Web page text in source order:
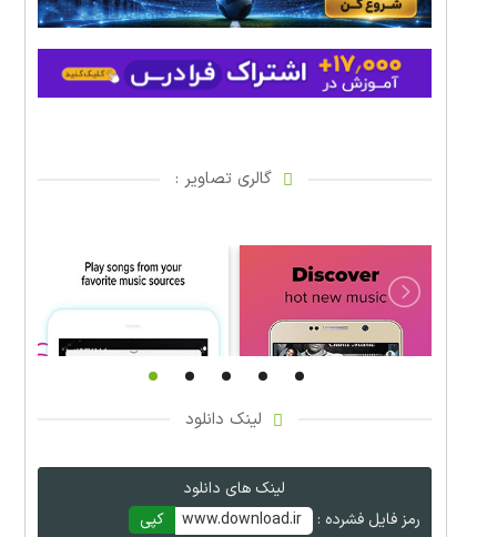
گالری تصاویر :
لینک دانلود
لینک های دانلود
رمز فایل فشرده :
www.download.ir کپی